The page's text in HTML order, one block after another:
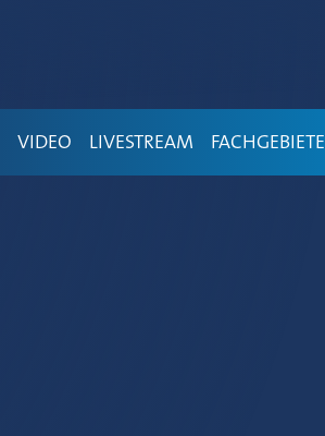
VIDEO LIVESTREAM FACHGEBIETE